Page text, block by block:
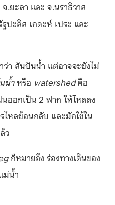
.ยะลา และ จ.นราธิวาส
ปะลิส เกดะห์ เประ และ
า สันปันน้ำ แต่อาจจะยังไม่
น้ำหรือ watershedคือ
ออกเป็น 2 ฟาก ให้ไหลลง
ไหลย้อนกลับ และมักใช้ใน
ว
ก็หมายถึง ร่องทางเดินของ
ม่น้ำ